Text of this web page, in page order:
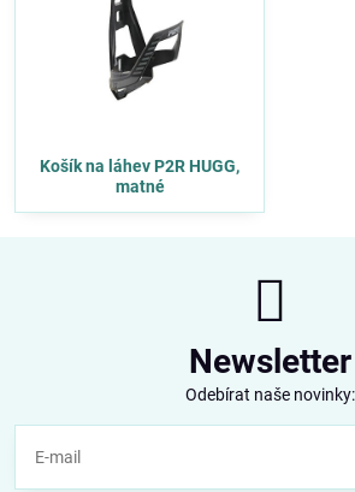
Košík na láhev P2R HUGG,
matné
Newsletter
Odebírat naše novinky: